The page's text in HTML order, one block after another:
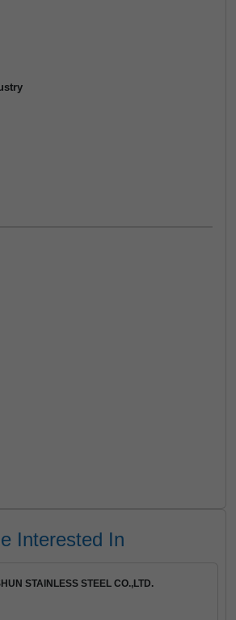
Interested In
STAINLESS STEEL CO.,LTD.